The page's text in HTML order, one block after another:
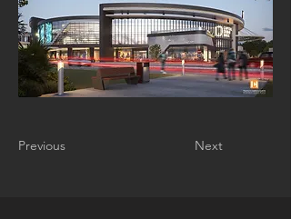
Previous Next